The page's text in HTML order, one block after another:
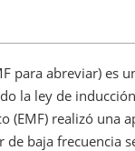
para abreviar) es
la ley de
(EMF) realizó una
baja frecuencia